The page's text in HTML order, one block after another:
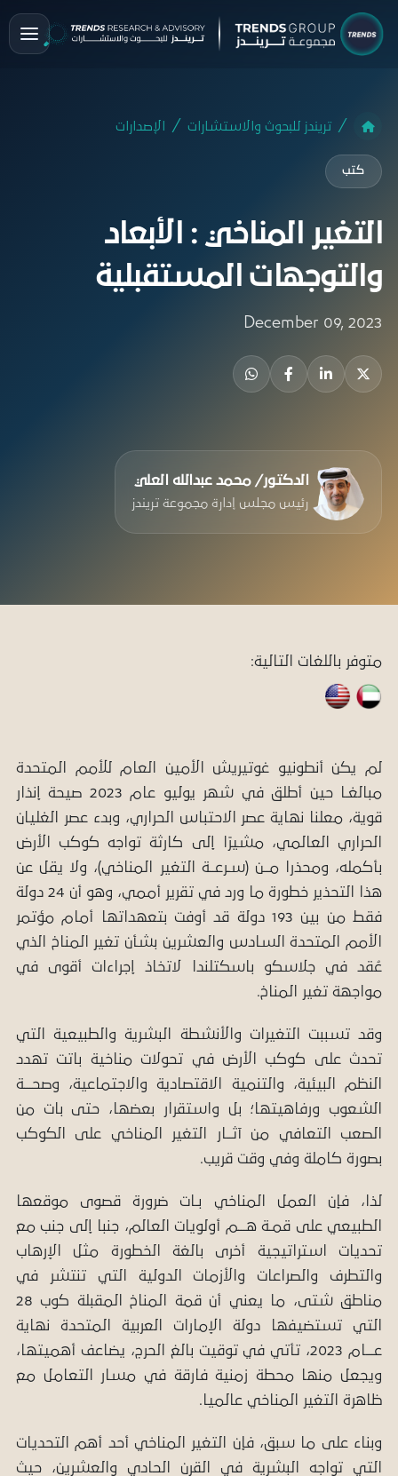
تريندز للبحوث والاستشارات الإصدارات
كتب
التغير المناخي : الأبعاد
والتوجهات المستقبلية
December 09, 2023
الدكتور/ محمد عبدالله العلي
رئيس مجلس إدارة مجموعة تريندز
متوفر باللغات التالية:
لم يكن أنطونيو غوتيريش الأمين العام للأمم المتحدة
مبالغـا حين أطلق في شهر يوليو عام 2023 صيحة إنذار
قوية، معلنا نهاية عصر الاحتباس الحراري، وبدء عصر الغليان
الحراري العالمي، مشيرًا إلى كارثة تواجه كوكب الأرض
بأكمله، ومحذرا مــن (سـرعــة التغير المناخي)، ولا يقل عن
هذا التحذير خطورة ما ورد في تقرير أممي، وهو أن 24 دولة
فقط من بين 193 دولة قد أوفت بتعهداتها أمام مؤتمر
الأمم المتحدة السادس والعشرين بشأن تغير المناخ الذي
عُقد في جلاسكو باسكتلندا لاتخاذ إجراءات أقوى في
مواجهة تغير المناخ.
وقد تسببت التغيرات والأنشطة البشرية والطبيعية التي
تحدث على كوكب الأرض في تحولات مناخية باتت تهدد
النظم البيئية، والتنمية الاقتصادية والاجتماعية، وصحـــة
الشعوب ورفاهيتها؛ بل واستقرار بعضها، حتى بات من
الصعب التعافي من آثــار التغير المناخي على الكوكب
بصورة كاملة وفي وقت قريب.
لذا، فإن العمل المناخي بـات ضرورة قصوى موقعها
الطبيعي على قمـة هـــم أولويات العالم، جنبا إلى جنب مع
تحديات استراتيجية أخرى بالغة الخطورة مثل الإرهاب
والتطرف والصراعات والأزمات الدولية التي تنتشر في
مناطق شتى، ما يعني أن قمة المناخ المقبلة كوب 28
التي تستضيفها دولة الإمارات العربية المتحدة نهاية
عـــام 2023، تأتي في توقيت بالغ الحرج، يضاعف أهميتها،
ويجعل منها محطة زمنية فارقة في مسار التعامل مع
ظاهرة التغير المناخي عالميا.
وبناء على ما سبق، فإن التغير المناخي أحد أهم التحديات
التي تواجه البشرية في القرن الحادي والعشرين، حيث